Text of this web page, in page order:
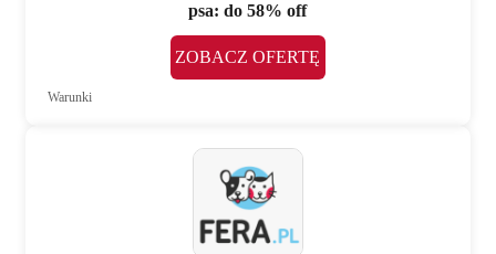
psa: do 58% off
ZOBACZ OFERTĘ
Warunki